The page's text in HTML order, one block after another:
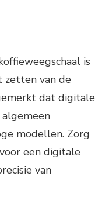
is
zetten van de
dat digitale
modellen. Zorg
een digitale
van